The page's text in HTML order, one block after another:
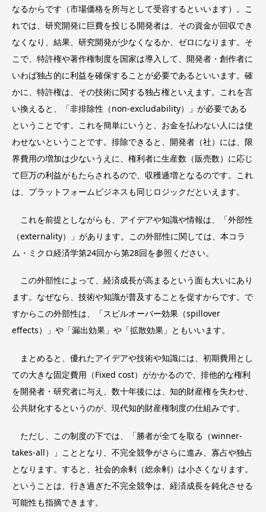
なるからです（市場価格を所与として受容するといいます）。こ
れでは、研究開発に巨費を投じる開発者は、その資金が回収でき
なくなり、結果、研究開発が少なくなるか、ゼロになります。そ
こで、特許権や著作権制度を国家は導入して、開発者・創作者に
いわば独占的に利益を確保することが必要であるといいます。確
かに、特許権は、その技術に関する独占権といえます。これを言
い換えると、「非排除性（non-excludability）」が必要である
ということです。これを簡単にいうと、お金を払わない人には使
わせないということです。排除できると、開発者（社）には、限
界費用の増加は少ないうえに、権利者に生産数（販売数）に応じ
て巨万の利益がもたらされるので、収穫逓増となるのです。これ
は、プラットフォームビジネスも同じロジックだといえます。
これを前提としながらも、アイデアや知識や情報は、「外部性
（externality）」があります。この外部性に関しては、本コラ
ム・ミクロ経済学第24回から第28回を参照ください。
この外部性によって、経済成長が高まるという面も大いにあり
ます。なぜなら、技術や知識が普及することを促すからです。で
すからこの外部性は、「スピルオーバー効果（spillover
effects）」や「漏出効果」や「拡散効果」ともいいます。
まとめると、優れたアイデアや技術や知識には、初期費用とし
ての大きな固定費用（Fixed cost）がかかるので、排他的な権利
を開発者・研究者に与え、数十年後には、知的財産権を失わせ、
公共財化するというのが、現代知的財産権制度の仕組みです。
ただし、この制度の下では、「勝者が全てを取る（winner-
takes-all）」こととなり、不完全競争がさらに進み、寡占や独占
となります。すると、社会的余剰（総余剰）は小さくなります。
ということは、行き過ぎた不完全競争は、経済成長を鈍化させる
可能性も指摘できます。